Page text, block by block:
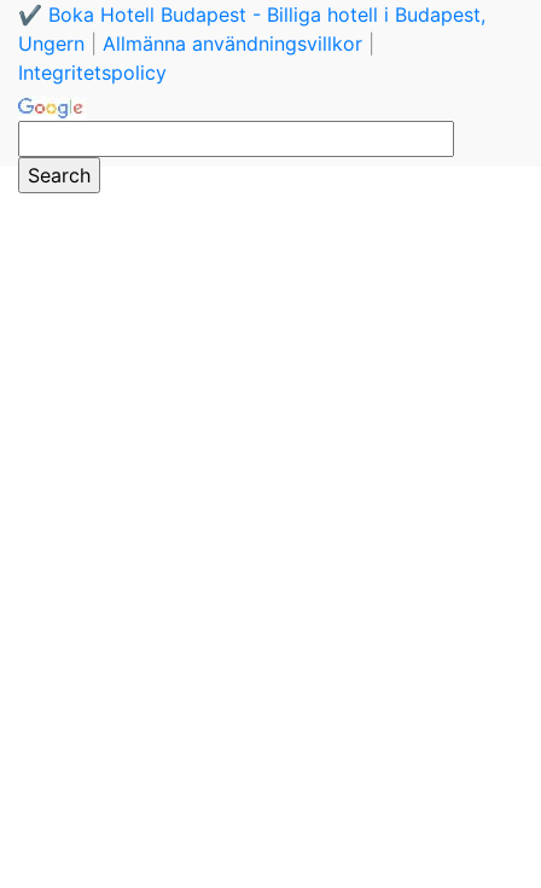
✔️ Boka Hotell Budapest - Billiga hotell i Budapest,
Ungern
Allmänna användningsvillkor
Integritetspolicy